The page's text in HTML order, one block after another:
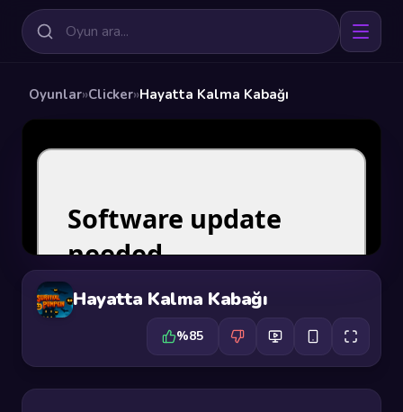
Oyunlar»Clicker»Hayatta Kalma Kabağı
Hayatta Kalma Kabağı
%85